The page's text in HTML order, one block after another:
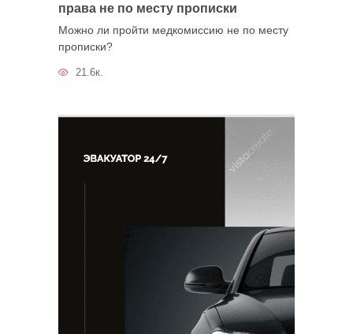
права не по месту прописки
Можно ли пройти медкомиссию не по месту
прописки?
21.6к.